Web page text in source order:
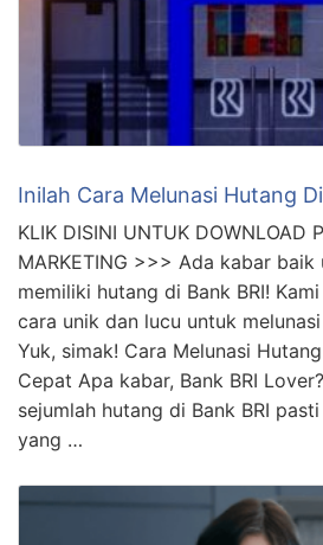
Inilah Cara Melunasi Hutang
KLIK DISINI UNTUK DOWNLOAD
MARKETING >>> Ada kabar baik
memiliki hutang di Bank BRI!
cara unik dan lucu untuk
Yuk, simak! Cara Melunasi
Cepat Apa kabar, Bank BRI
sejumlah hutang di Bank BRI
yang …